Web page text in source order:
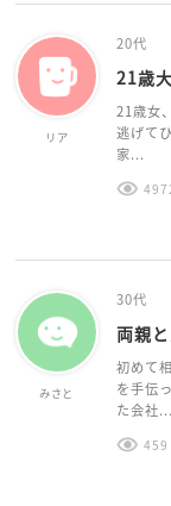
リア
20代
21歳
21歳女
逃げて
家...
みさと
30代
両親
初めて
を手伝
た会社...
459